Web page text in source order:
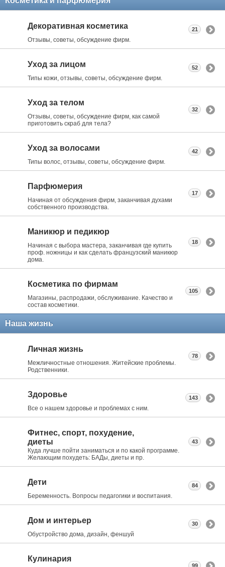
Декоративная косметика
Отзывы, советы, обсуждение фирм.
21
Уход за лицом
Типы кожи, отзывы, советы, обсуждение фирм.
52
Уход за телом
Отзывы, советы, обсуждение фирм, как самой
приготовить скраб для тела?
32
Уход за волосами
Типы волос, отзывы, советы, обсуждение фирм.
42
Парфюмерия
Начиная от обсуждения фирм, заканчивая духами
собственного производства.
17
Маникюр и педикюр
Начиная с выбора мастера, заканчивая где купить
проф. ножницы и как сделать французский маникюр
дома.
18
Косметика по фирмам
Магазины, распродажи, обслуживание. Качество и
состав косметики.
105
Наша жизнь
Личная жизнь
Межличностные отношения. Житейские проблемы.
Родственники.
78
Здоровье
Все о нашем здоровье и проблемах с ним.
143
Фитнес, спорт, похудение,
диеты
Куда лучше пойти заниматься и по какой программе.
Желающим похудеть: БАДы, диеты и пр.
43
Дети
Беременность. Вопросы педагогики и воспитания.
84
Дом и интерьер
Обустройство дома, дизайн, феншуй
30
Кулинария
99